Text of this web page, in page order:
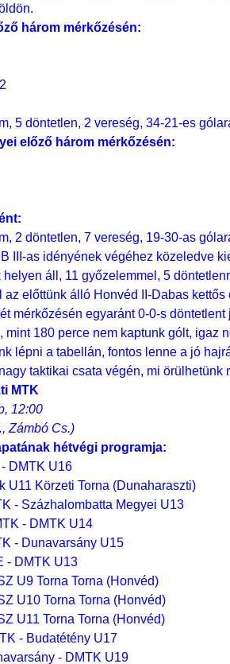
három mérkőzésén:
5 döntetlen, 2 vereség, 34-21-es
előző három mérkőzésén:
2 döntetlen, 7 vereség, 19-30-as
III-as idényének végéhez közeledve
áll, 11 győzelemmel, 5
előttünk álló Honvéd II-Dabas
mérkőzésén egyaránt 0-0-s
mint 180 perce nem kaptunk gólt, igaz
lépni a tabellán, fontos lenne a jó
taktikai csata végén, mi örülhetünk
MTK
12:00
Zámbó Cs.)
hétvégi programja:
DMTK U16
U11 Körzeti Torna (Dunaharaszti)
- Százhalombatta Megyei U13
- DMTK U14
- Dunavarsány U15
- DMTK U13
U9 Torna Torna (Honvéd)
U10 Torna Torna (Honvéd)
U11 Torna Torna (Honvéd)
- Budatétény U17
- DMTK U19